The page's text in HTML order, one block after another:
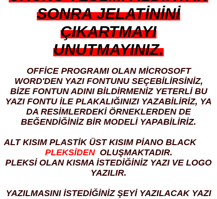
SONRA JELATİNİNİ
ÇIKARTMAYI
UNUTMAYINIZ.
OFFİCE PROGRAMI OLAN MİCROSOFT
WORD'DEN YAZI FONTUNU SEÇEBİLİRSİNİZ,
BİZE FONTUN ADINI BİLDİRMENİZ YETERLİ BU
YAZI FONTU İLE PLAKALIĞINIZI YAZABİLİRİZ, YA
DA RESİMLERDEKİ ÖRNEKLERDEN DE
BEĞENDİĞİNİZ BİR MODELİ YAPABİLİRİZ.
ALT KISIM PLASTİK ÜST KISIM PİANO BLACK
PLEKSİDEN OLUŞMAKTADIR.
PLEKSİ OLAN KISMA İSTEDİĞİNİZ YAZI VE LOGO
YAZILIR.
YAZILMASINI İSTEDİĞİNİZ ŞEYİ YAZILACAK YAZI